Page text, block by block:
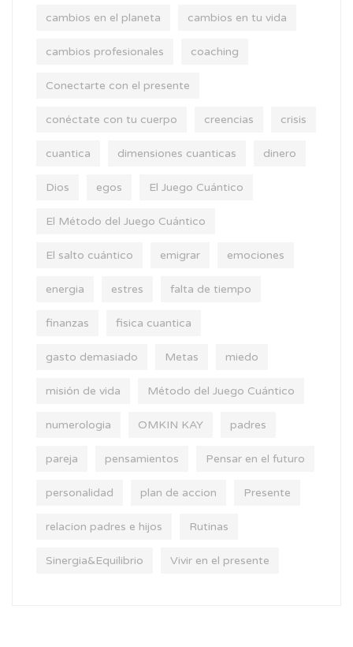
cambios en el planeta cambios en tu vida
cambios profesionales coaching
Conectarte con el presente
conéctate con tu cuerpo creencias crisis
cuantica dimensiones cuanticas dinero
Dios egos El Juego Cuántico
El Método del Juego Cuántico
El salto cuántico emigrar emociones
energia estres falta de tiempo
finanzas fisica cuantica
gasto demasiado Metas miedo
misión de vida Método del Juego Cuántico
numerologia OMKIN KAY padres
pareja pensamientos Pensar en el futuro
personalidad plan de accion Presente
relacion padres e hijos Rutinas
Sinergia&Equilibrio Vivir en el presente